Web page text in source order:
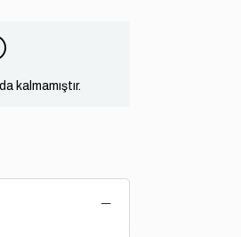
kalmamıştır.